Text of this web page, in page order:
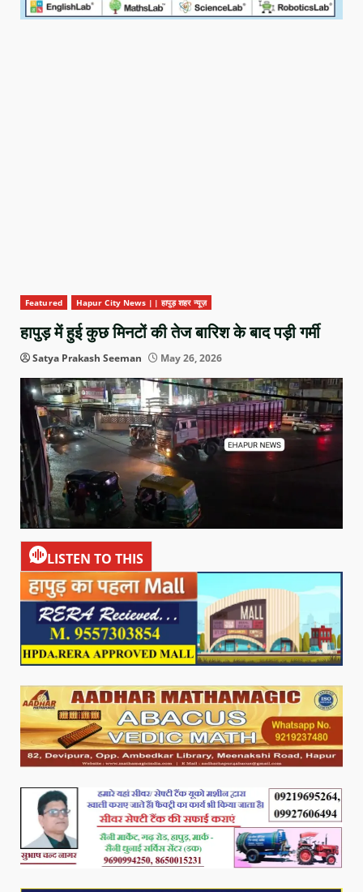
Featured Hapur City News || हापुड़ शहर न्यूज़
हापुड़ में हुई कुछ मिनटों की तेज बारिश के बाद पड़ी गर्मी
Satya Prakash Seeman May 26, 2026
LISTEN TO THIS